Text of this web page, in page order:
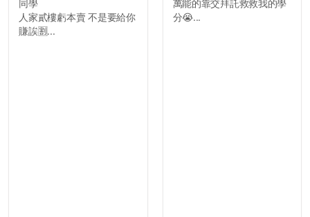
同學
人家貳樓虧本賣 不是要給你
賺誒🈹...
萬能的靠交拜託救救我的學
分😭...